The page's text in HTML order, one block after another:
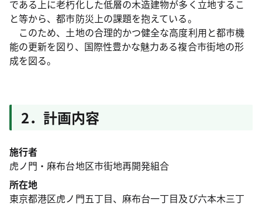
である上に老朽化した低層の木造建物が多く立地するこ
と等から、都市防災上の課題を抱えている。
このため、土地の合理的かつ健全な高度利用と都市機
能の更新を図り、国際性豊かな魅力ある複合市街地の形
成を図る。
2．計画内容
施行者
虎ノ門・麻布台地区市街地再開発組合
所在地
東京都港区虎ノ門五丁目、麻布台一丁目及び六本木三丁